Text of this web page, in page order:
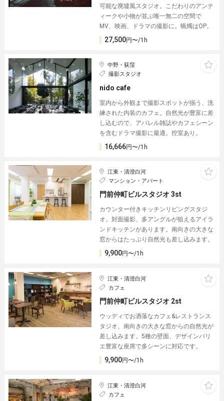
可能な廃墟風スタジオ。こだわりのアンテ
ィークや小物が並ぶ唯一無二の空間で
MV、映画、ドラマの撮影に。蝋燭はOP。
27,500円〜/1h
中野・荻窪
撮影スタジオ
nido cafe
室内から外観まで撮影スポットが揃う、洗
練された内装のカフェ。自然光が豊富に差
し込むので、アパレル雑誌やカフェシーン
を含むドラマ撮影に最適。控室あり。
16,666円〜/1h
江東・清澄白河
マンション・アパート
門前仲町ビルスタジオ 3st
カウンター付きキッチンリビングスタジ
オ。対面撮影、多アングルが狙えるアイラ
ンドキッチンがあります。南向きの大きな
窓からはたっぷり自然光も差し込みます。
9,900円〜/1h
江東・清澄白河
カフェ
門前仲町ビルスタジオ 2st
ウッディでお洒落なカフェ&レストランス
タジオ。南向きの大きな窓からの自然光が
差し込みます。5種の壁面、デザインバリ
エ豊富な座席で多シーンに対応です。
9,900円〜/1h
江東・清澄白河
カフェ